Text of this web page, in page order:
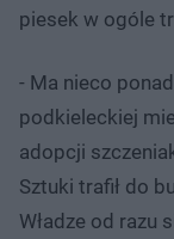
piesek w ogóle
- Ma nieco
podkieleckiej
adopcji
Sztuki trafił do
Władze od razu